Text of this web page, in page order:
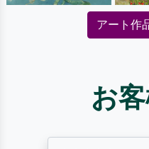
アート作
お